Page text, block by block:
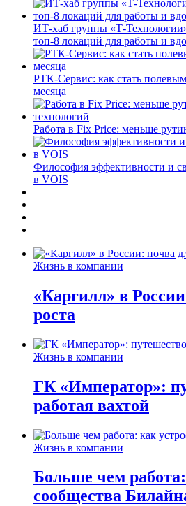
ИТ-хаб группы «Т-
топ-8 локаций для работы и
РТК-Сервис: как стать
месяца
Работа в Fix Price: меньше
Философия эффективности и
в VOIS
Жизнь в компании
«Каргилл» в
роста
Жизнь в компании
ГК «Император»:
работая вахтой
Жизнь в компании
Больше чем
сообщества